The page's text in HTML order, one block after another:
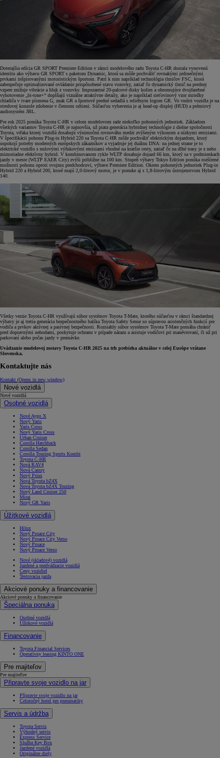
Doterajšia edícia GR SPORT Premiere Edition v rámci modelového radu Toyota C-HR dostala vynovenú
identitu ako výbavu GR SPORT s paketom Dynamic, ktorá sa môže pochváliť rovnakými jedinečnými
prvkami inšpirovanými motoristickým športom. Patrí k nim napríklad technológia tlmičov FSC, ktorá
zabezpečuje optimalizované ovládanie prispôsobené stavu vozovky, zatiaľ čo dynamický tlmič na prednej
vzpere znižuje vibrácie a hluk z vozovky. Impozantné 20-palcové disky kolies a ohromujúce dvojfarebné
vyhotovenie „bi-tone+“ dopĺňajú vizuálne atraktívne detaily, ako je napríklad sieťovinový vzor mriežky
chladiča v tvare písmena G, znak GR a športové predné sedadlá s reliéfnym logom GR. Vo vnútri vozidla je na
stredovej konzole zdobenie v čiernom odtieni. Súčasťou vybavenia je aj head-up displej (HUD) a prémiový
audiosystém JBL.
Pre rok 2025 ponúka Toyota C-HR v celom modelovom rade niekoľko pohonných jednotiek. Základom
všetkých variantov Toyota C-HR je najnovšia, už piata generácia hybridnej technológie z dielne spoločnosti
Toyota, vďaka ktorej vozidlá dosahujú výnimočnú rovnováhu medzi zvýšeným výkonom a nízkymi emisiami.
V špecifikácii pohonu Plug-in Hybrid 220 sa Toyota C-HR môže pochváliť elektrickým dojazdom, ktorý
uspokojí potreby moderných európskych zákazníkov a vyjadruje jej duálnu DNA: na jednej strane je to
elektrické vozidlo s nulovými výfukovými emisiami vhodné na kratšie cesty, zatiaľ čo na dlhé trasy je z neho
mimoriadne efektívny hybrid. V kombinovanom cykle WLTP dosahuje dojazd 66 km, ktorý sa v podmienkach
jazdy v meste (WLTP EAER City) zvýši približne na 100 km. Stupeň výbavy Tokyo Edition ponúka rozšírené
možnosti pohonu oproti svojmu predchodcovi, výbave Premiere Edition. Okrem pohonných jednotiek Plug-in
Hybrid 220 a Hybrid 200, ktoré majú 2,0-litrový motor, je v ponuke aj s 1,8-litrovým ústrojenstvom Hybrid
140.
Všetky verzie Toyota C-HR využívajú súbor systémov Toyota T-Mate, ktorého súčasťou v rámci štandardnej
výbavy je aj tretia generácia bezpečnostného balíka Toyota Safety Sense so súpravou asistenčných funkcií pre
vodiča a prvkov aktívnej a pasívnej bezpečnosti. Rozsiahly súbor systémov Toyota T-Mate pomáha chrániť
pred dopravnými nehodami, poskytuje ochranu v prípade nárazu a asistuje vodičovi pri manévrovaní, či už pri
parkovaní alebo počas jazdy v premávke.
Uvádzanie modelovej zostavy Toyota C-HR 2025 na trh prebieha aktuálne v celej Európe vrátane
Slovenska.
Kontaktujte nás
Kontakt (Opens in new window)
Nové vozidlá
Nové vozidlá
Osobné vozidlá
Nové Aygo X
Nový Yaris
Yaris Cross
Nový Yaris Cross
Urban Cruiser
Corolla Hatchback
Corolla Sedan
Corolla Touring Sports Kombi
Toyota C-HR
Nová RAV4
Nová Camry
Nový Prius
Nová Toyota bZ4X
Nová Toyota bZ4X Touring
Nový Land Cruiser 250
Mirai
Nový GR Yaris
Úžitkové vozidlá
Hilux
Nový Proace City
Nový Proace City Verso
Nový Proace
Nový Proace Verso
Nové (skladové) vozidlá
Jazdené a predvádzacie vozidlá
Ceny vozidiel
Testovacia jazda
Akciové ponuky a financovanie
Akciové ponuky a financovanie
Špeciálna ponuka
Osobné vozidlá
Úžitkové vozidlá
Financovanie
Toyota Financial Services
Operatívny leasing KINTO ONE
Pre majiteľov
Pre majiteľov
Připravte svoje vozidlo na jar
Připravte svoje vozidlo na jar
Celoročný hotel pre pneumatiky
Servis a údržba
Toyota Servis
Výhodný servis
Express Service
Služba Key Box
Jazdené vozidlá
Originálne diely